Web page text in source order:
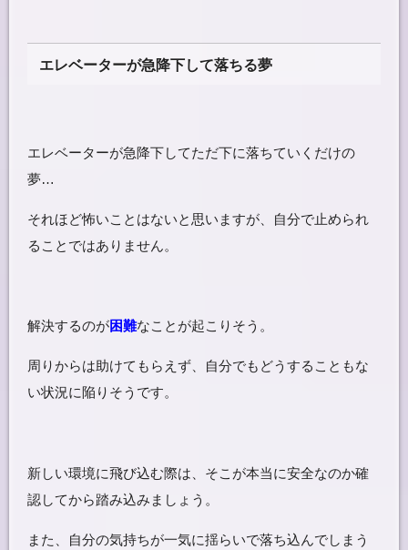
エレベーターが急降下して落ちる夢
エレベーターが急降下してただ下に落ちていくだけの
夢…
それほど怖いことはないと思いますが、自分で止められ
ることではありません。
解決するのが困難なことが起こりそう。
周りからは助けてもらえず、自分でもどうすることもな
い状況に陥りそうです。
新しい環境に飛び込む際は、そこが本当に安全なのか確
認してから踏み込みましょう。
また、自分の気持ちが一気に揺らいで落ち込んでしまう